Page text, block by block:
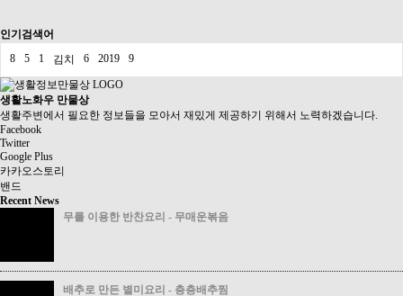
인기검색어
8
5 1 김치 6 2019 9
생활노화우 만물상
생활주변에서 필요한 정보들을 모아서 재밌게 제공하기 위해서 노력하겠습니다.
Facebook
Twitter
Google Plus
카카오스토리
밴드
Recent News
무를 이용한 반찬요리 - 무매운볶음
배추로 만든 별미요리 - 층층배추찜